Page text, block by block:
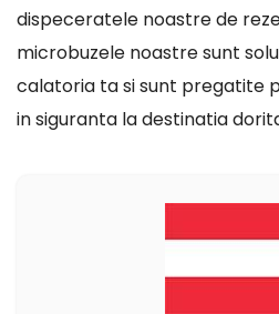
dispeceratele noastre de
microbuzele noastre sunt
calatoria ta si sunt pregatite
in siguranta la destinatia